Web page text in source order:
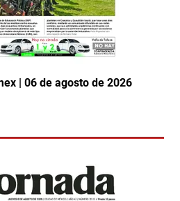
| 06 de agosto de 2026